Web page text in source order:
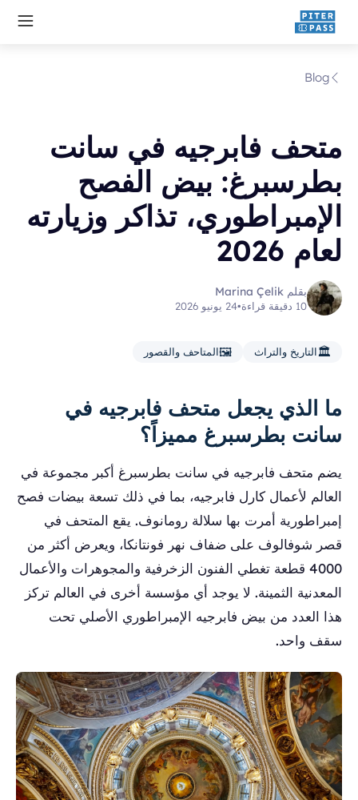
Blog
متحف فابرجيه في سانت
بطرسبرغ: بيض الفصح
الإمبراطوري، تذاكر وزيارته
لعام 2026
بقلم Marina Çelik
10 دقيقة قراءة •24 يونيو 2026
🏛️التاريخ والتراث 🖼️المتاحف والقصور
ما الذي يجعل متحف فابرجيه في
سانت بطرسبرغ مميزاً؟
يضم متحف فابرجيه في سانت بطرسبرغ أكبر مجموعة في
العالم لأعمال كارل فابرجيه، بما في ذلك تسعة بيضات فصح
إمبراطورية أمرت بها سلالة رومانوف. يقع المتحف في
قصر شوفالوف على ضفاف نهر فونتانكا، ويعرض أكثر من
4000 قطعة تغطي الفنون الزخرفية والمجوهرات والأعمال
المعدنية الثمينة. لا يوجد أي مؤسسة أخرى في العالم تركز
هذا العدد من بيض فابرجيه الإمبراطوري الأصلي تحت
سقف واحد.